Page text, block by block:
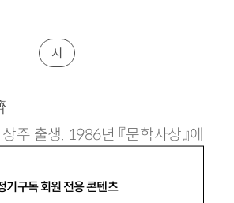
기구독 회원 전용 콘텐츠
시
주 출생. 1986년 『문학사상』에
게 말했다』 등과 장편 『순정』 등